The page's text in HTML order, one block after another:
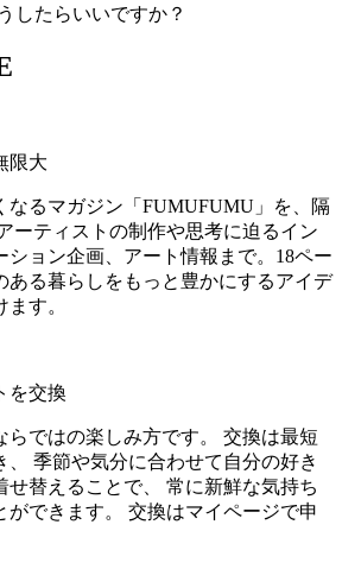
したらいいですか？
限大
なるマガジン「FUMUFUMU」を、隔
ーティストの制作や思考に迫るイン
ション企画、アート情報まで。18ペー
ある暮らしをもっと豊かにするアイデ
す。
を交換
らではの楽しみ方です。 交換は最短
、 季節や気分に合わせて自分の好き
せ替えることで、 常に新鮮な気持ち
ができます。 交換はマイページで申